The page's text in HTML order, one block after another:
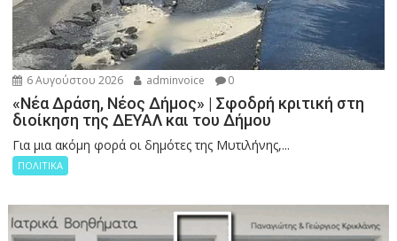
6 Αυγούστου 2026 adminvoice 0
«Νέα Δράση, Νέος Δήμος» | Σφοδρή κριτική στη
διοίκηση της ΔΕΥΑΛ και του Δήμου
Για μια ακόμη φορά οι δημότες της Μυτιλήνης,...
ΠΟΛΙΤΙΚΑ